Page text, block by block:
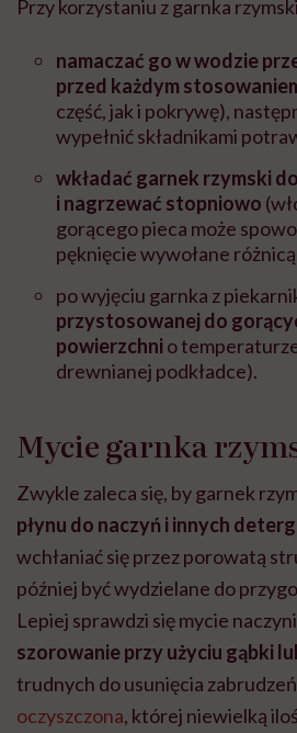
Przy korzystaniu z garnka
namaczać go w wodzie
przed każdym
część, jak i pokrywę),
wypełnić składnikami
wkładać garnek rzymski
i nagrzewać stopniowo
gorącego pieca może
pęknięcie wywołane
po wyjęciu garnka z
przystosowanej do
powierzchni o
drewnianej podkładce).
Mycie garnka
Zwykle zaleca się, by garnek
płynu do naczyń i innych
wchłaniać się przez porowatą
później być wydzielane do
Lepiej sprawdzi się mycie
szorowanie przy użyciu gąbki
trudnych do usunięcia
oczyszczona, której niewielką